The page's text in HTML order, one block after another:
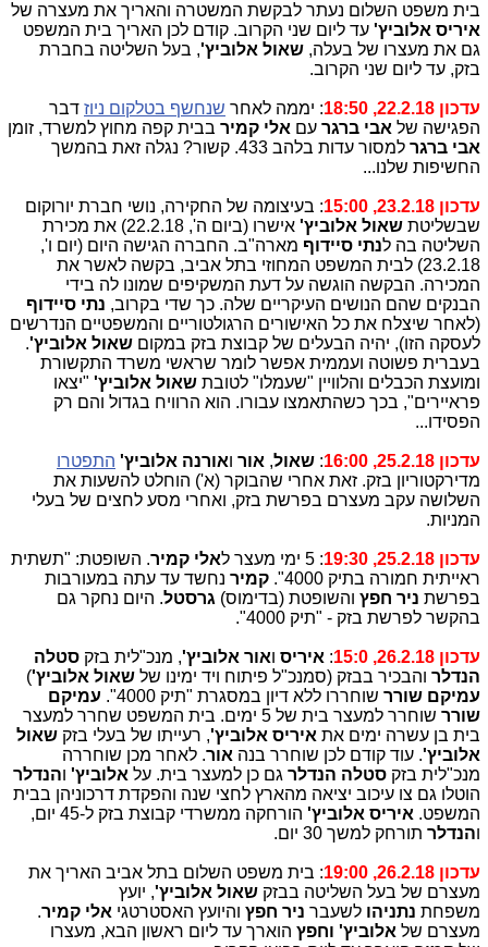
בית משפט השלום נעתר לבקשת המשטרה והאריך את מעצרה של
איריס אלוביץ' עד ליום שני הקרוב. קודם לכן האריך בית המשפט
גם את מעצרו של בעלה, שאול אלוביץ', בעל השליטה בחברת
בזק, עד ליום שני הקרוב.
עדכון 22.2.18, 18:50 : יממה לאחר שנחשף בטלקום ניוז דבר
הפגישה של אבי ברגר עם אלי קמיר בבית קפה מחוץ למשרד, זומן
אבי ברגר
למסור עדות בלהב 433. קשור? נגלה זאת בהמשך
החשיפות שלנו...
עדכון 23.2.18, 15:00
: בעיצומה של החקירה, נושי חברת יורוקום
שבשליטת שאול אלוביץ'
אישרו (ביום ה', 22.2.18) את מכירת
השליטה בה לנתי סיידוף מארה"ב. החברה הגישה היום (יום ו',
23.2.18) לבית המשפט המחוזי בתל אביב, בקשה לאשר את
המכירה. הבקשה הוגשה על דעת המשקיפים שמונו לה בידי
הבנקים שהם הנושים העיקריים שלה. כך שדי בקרוב, נתי סיידוף
(לאחר שיצלח את כל האישורים הרגולטוריים והמשפטיים הנדרשים
לעסקה הזו), יהיה הבעלים של קבוצת בזק במקום שאול אלוביץ'.
בעברית פשוטה ועממית אפשר לומר שראשי משרד התקשורת
ומועצת הכבלים והלוויין "שעמלו" לטובת שאול אלוביץ' "יצאו
פראיירים", בכך כשהתאמצו עבורו. הוא הרוויח בגדול והם רק
הפסידו...
עדכון 25.2.18, 16:00 : שאול, אור ואורנה אלוביץ' התפטרו
מדירקטוריון בזק. זאת אחרי שהבוקר (א') הוחלט להשעות את
השלושה עקב מעצרם בפרשת בזק, ואחרי מסע לחצים של בעלי
המניות.
עדכון 25.2.18, 19:30 : 5 ימי מעצר ל אלי קמיר. השופטת: "תשתית
ראייתית חמורה בתיק 4000".
קמיר נחשד עד עתה במעורבות
בפרשת ניר חפץ והשופטת (בדימוס) גרסטל. היום נחקר גם
בהקשר לפרשת בזק - "תיק 4000".
עדכון 26.2.18, 15:0 : איריס ואור אלוביץ', מנכ"לית בזק סטלה
הנדלר והבכיר בבזק (סמנכ"ל פיתוח ויד ימינו של שאול אלוביץ')
עמיקם שורר שוחררו ללא דיון במסגרת "תיק 4000".
עמיקם
שורר
שוחרר למעצר בית של 5 ימים. בית המשפט שחרר למעצר
בית בן עשרה ימים את איריס אלוביץ', רעייתו של בעלי בזק שאול
אלוביץ'. עוד קודם לכן שוחרר בנה אור. לאחר מכן שוחררה
מנכ"לית בזק סטלה הנדלר גם כן למעצר בית. על אלוביץ' והנדלר
הוטלו גם צו עיכוב יציאה מהארץ לחצי שנה והפקדת דרכוניהן בבית
המשפט. איריס אלוביץ'
הורחקה ממשרדי קבוצת בזק ל-45 יום,
והנדלר תורחק למשך 30 יום.
עדכון 26.2.18, 19:00
: בית משפט השלום בתל אביב האריך את
מעצרם של בעל השליטה בבזק שאול אלוביץ', יועץ
משפחת נתניהו לשעבר ניר חפץ והיועץ האסטרטגי אלי קמיר.
מעצרם של אלוביץ' וחפץ הוארך עד ליום ראשון הבא, מעצרו